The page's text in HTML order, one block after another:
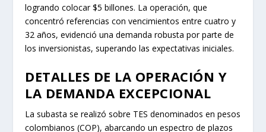
logrando colocar $5 billones. La operación, que
concentró referencias con vencimientos entre cuatro y
32 años, evidenció una demanda robusta por parte de
los inversionistas, superando las expectativas iniciales.
DETALLES DE LA OPERACIÓN Y
LA DEMANDA EXCEPCIONAL
La subasta se realizó sobre TES denominados en pesos
colombianos (COP), abarcando un espectro de plazos